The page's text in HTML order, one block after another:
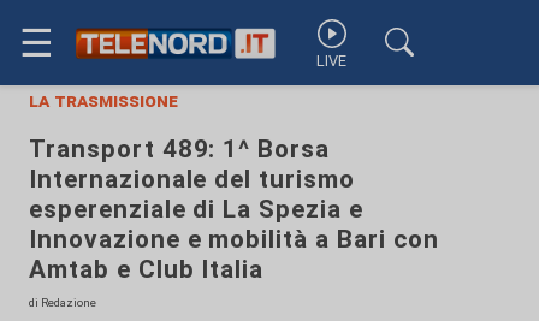
☰ LIVE
la trasmissione
Transport 489: 1^ Borsa
Internazionale del turismo
esperenziale di La Spezia e
Innovazione e mobilità a Bari con
Amtab e Club Italia
di Redazione